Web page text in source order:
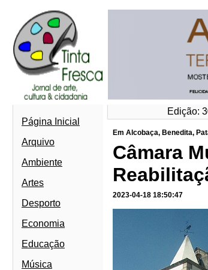
Edição:
Página Inicial
Arquivo
Ambiente
Artes
Desporto
Economia
Educação
Música
Em Alcobaça, Benedita,
Câmara
2023-04-18 18:50:47